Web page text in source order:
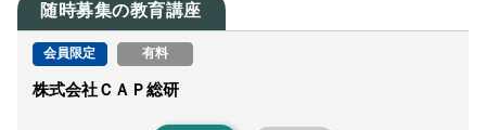
随時募集の教育講座
会員限定 有料
株式会社ＣＡＰ総研